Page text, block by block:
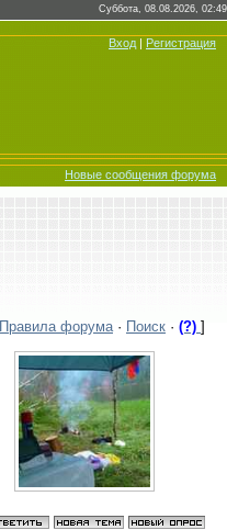
Суббота, 08.08.2026, 02:49
Вход | Регистрация
Новые сообщения форума
Правила форума· Поиск · (?) ]